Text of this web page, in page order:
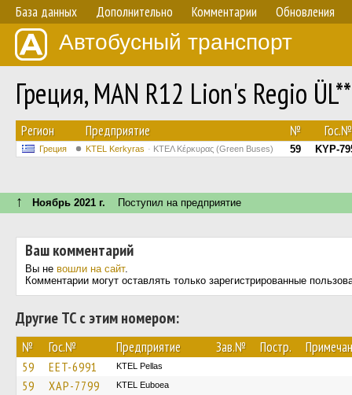
База данных Дополнительно Комментарии Обновления
Автобусный транспорт
Греция, MAN R12 Lion's Regio
Регион Предприятие № Гос.№
Греция KTEL Kerkyras ΚΤΕΛ Κέρκυρας (Green Buses) 59 KYP-
↑ Ноябрь 2021 г. Поступил на предприятие
Ваш комментарий
Вы не вошли на сайт.
Комментарии могут оставлять только зарегистрированные
Другие ТС с этим номером:
№ Гос.№ Предприятие Зав.№ Постр.
59 EET-6991 KTEL Pellas
59 XAP-7799 ΚΤΕL Euboea